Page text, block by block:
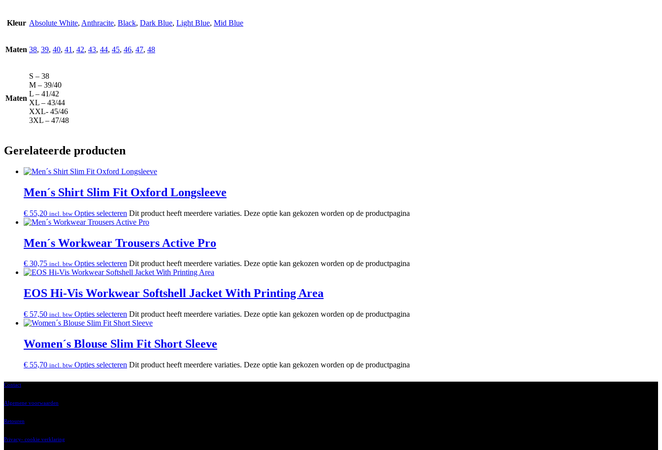
Kleur Absolute White, Anthracite, Black, Dark Blue, Light Blue, Mid Blue
Maten 38, 39, 40, 41 , 42, 43, 44, 45, 46, 47, 48
Maten
S – 38
M – 39/40
L – 41/42
XL – 43/44
XXL- 45/46
3XL – 47/48
Gerelateerde producten
Men´s Shirt Slim Fit Oxford Longsleeve
€ 55,20 incl. btw Opties selecteren Dit product heeft meerdere variaties. Deze optie kan gekozen worden op de productpagina
Men´s Workwear Trousers Active Pro
€ 30,75 incl. btw Opties selecteren Dit product heeft meerdere variaties. Deze optie kan gekozen worden op de productpagina
EOS Hi-Vis Workwear Softshell Jacket With Printing Area
€ 57,50 incl. btw Opties selecteren Dit product heeft meerdere variaties. Deze optie kan gekozen worden op de productpagina
Women´s Blouse Slim Fit Short Sleeve
€ 55,70 incl. btw Opties selecteren Dit product heeft meerdere variaties. Deze optie kan gekozen worden op de productpagina
Contact
Algemene voorwaarden
Retouren
Privacy- cookie verklaring